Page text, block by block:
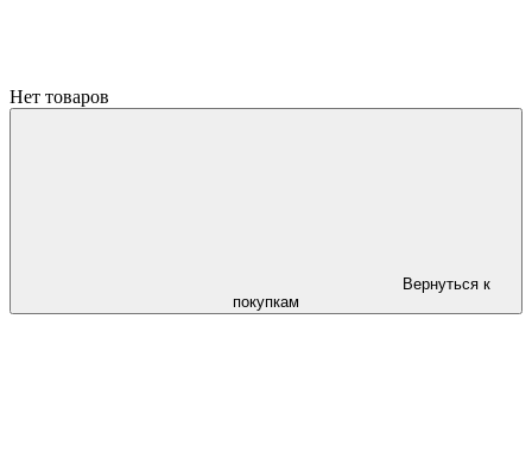
Нет товаров
Вернуться к
покупкам